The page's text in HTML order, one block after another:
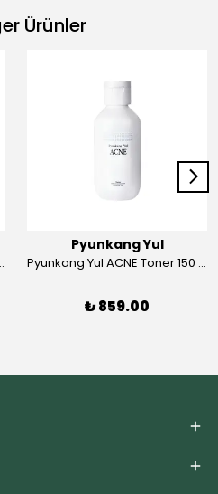
Ürünler
Düşük pH'lı Vücut Temizleyici 590 ml
Pyunkang Yul
Pyunkang Yul ACNE Toner 150 ml
₺ 859.00